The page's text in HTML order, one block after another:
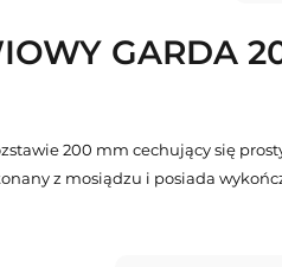
GARDA
200 mm cechujący się
z mosiądzu i posiada